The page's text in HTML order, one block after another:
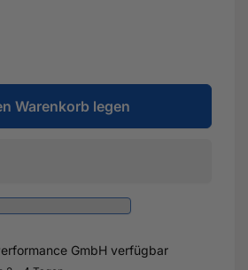
Warenkorb legen
GmbH verfügbar